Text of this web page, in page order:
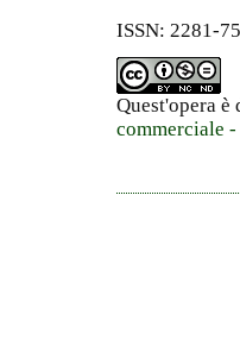
ISSN: 2281-
Quest'opera
commerciale